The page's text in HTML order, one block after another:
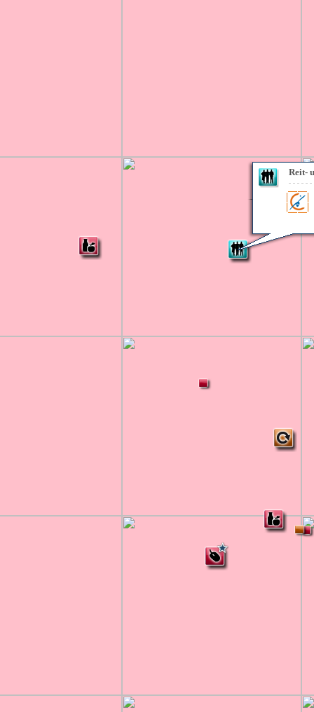
Reit-